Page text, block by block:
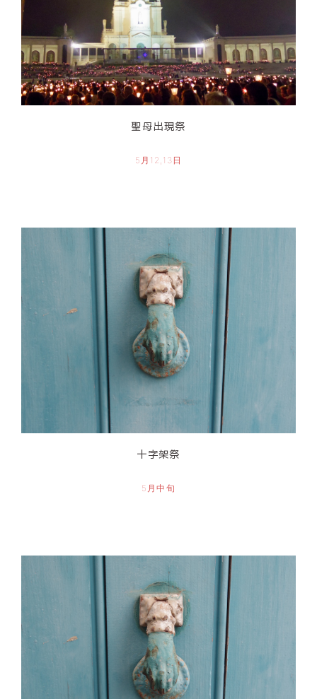
聖母出現祭
5月12,13日
十字架祭
5月中旬